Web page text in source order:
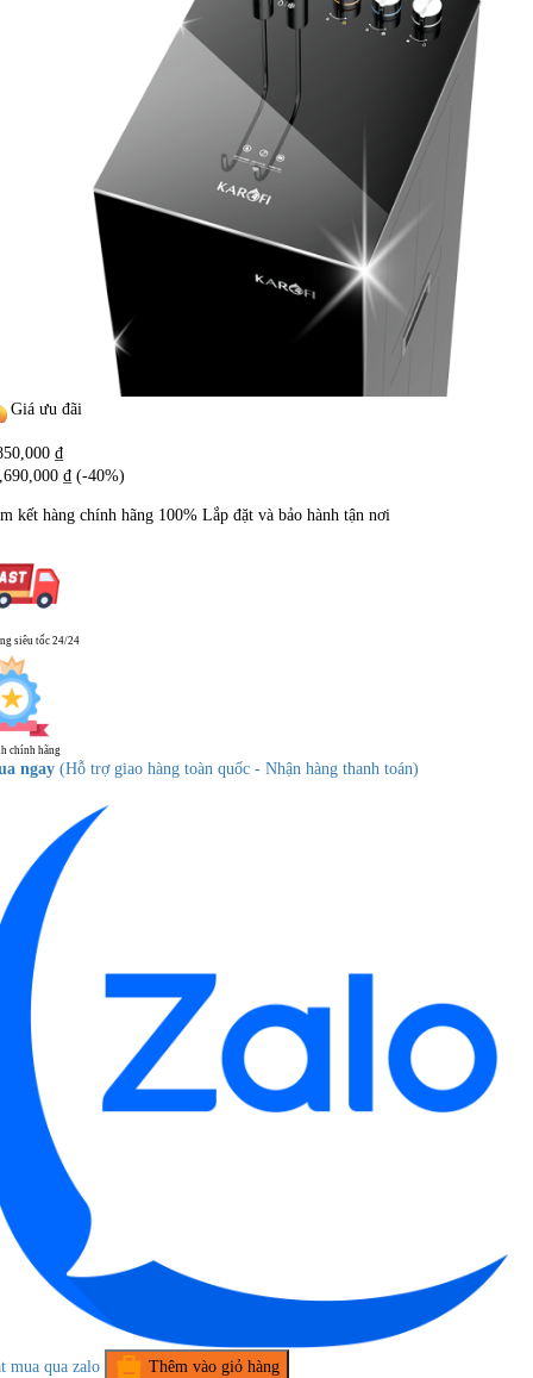
Giá ưu đãi
₫
₫ (-40%)
kết hàng chính hãng 100% Lắp đặt và bảo hành tận nơi
siêu tốc 24/24
chính hãng
ngay (Hỗ trợ giao hàng toàn quốc - Nhận hàng thanh toán)
mua qua zalo Thêm vào giỏ hàng